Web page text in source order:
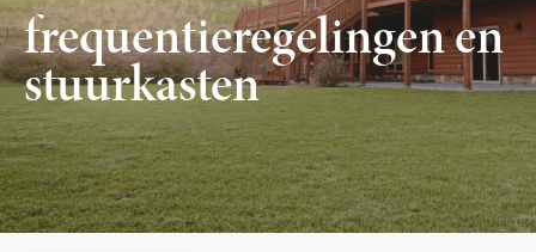
frequentieregelingen en
stuurkasten